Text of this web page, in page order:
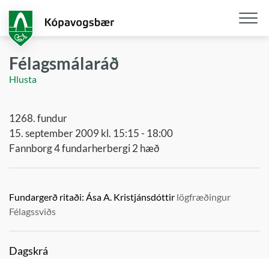
aðalefni
Félagsmálaráð
Hlusta
1268. fundur
15. september 2009 kl. 15:15 - 18:00
Fannborg 4 fundarherbergi 2 hæð
Fundargerð ritaði: Ása A. Kristjánsdóttir lögfræðingur
Félagssviðs
Dagskrá
Opna